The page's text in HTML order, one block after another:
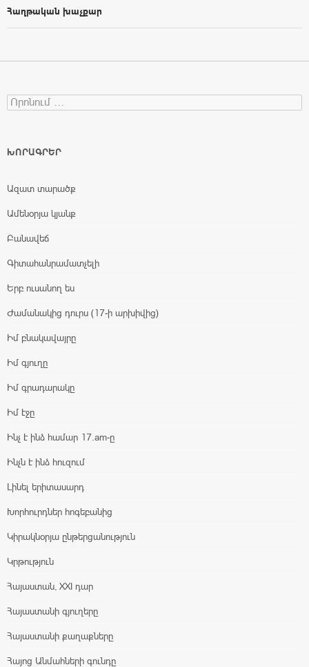
Հաղթական խաչքար
Search for:
ԽՈՐԱԳՐԵՐ
Ազատ տարածք
Ամենօրյա կյանք
Բանավեճ
Գիտահանրամատչելի
Երբ ուսանող ես
Ժամանակից դուրս (17-ի արխիվից)
Իմ բնակավայրը
Իմ գյուղը
Իմ գրադարակը
Իմ էջը
Ինչ է ինձ համար 17.am-ը
Ինչն է ինձ հուզում
Լինել երիտասարդ
Խորհուրդներ հոգեբանից
Կիրակնօրյա ընթերցանություն
Կրթություն
Հայաստան, XXI դար
Հայաստանի գյուղերը
Հայաստանի քաղաքները
Հայոց Անմահների գունդը